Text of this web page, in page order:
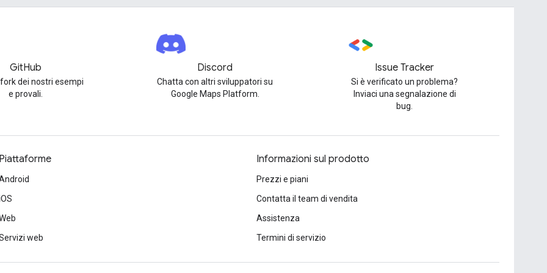
GitHub
fork dei nostri esempi
e provali.
Discord
Chatta con altri sviluppatori su
Google Maps Platform.
Issue Tracker
Si è verificato un problema?
Inviaci una segnalazione di
bug.
Piattaforme
web
Informazioni sul prodotto
Prezzi e piani
Contatta il team di vendita
Assistenza
Termini di servizio